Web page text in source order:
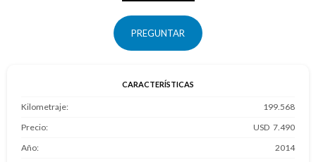
PREGUNTAR
CARACTERÍSTICAS
Kilometraje
199.568
Precio
7.490
Año
2014